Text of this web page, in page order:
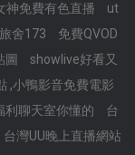
神免費有色直播
ut
舍173
免費QVOD
圖
showlive好看又
,小鴨影音免費電影
利聊天室你懂的
台
台灣UU晚上直播網站